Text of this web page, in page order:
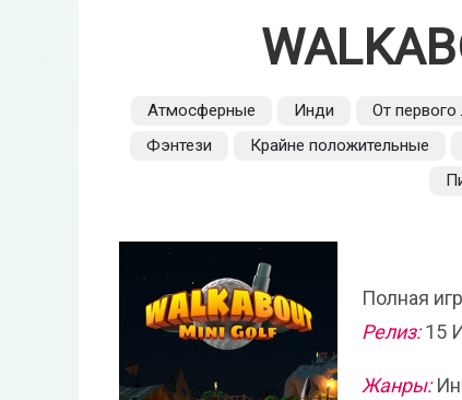
Атмосферные Инди От первого
Фэнтези
Крайне положительные
Полная
Релиз:15
Жанры: